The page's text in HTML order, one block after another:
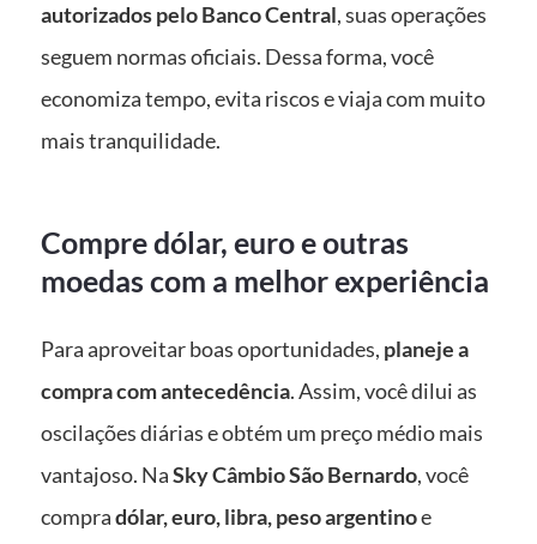
autorizados pelo Banco Central, suas operações
seguem normas oficiais. Dessa forma, você
economiza tempo, evita riscos e viaja com muito
mais tranquilidade.
Compre dólar, euro e outras
moedas com a melhor experiência
Para aproveitar boas oportunidades, planeje a
compra com antecedência. Assim, você dilui as
oscilações diárias e obtém um preço médio mais
vantajoso. NaSky Câmbio São Bernardo, você
compradólar, euro, libra, peso argentinoe